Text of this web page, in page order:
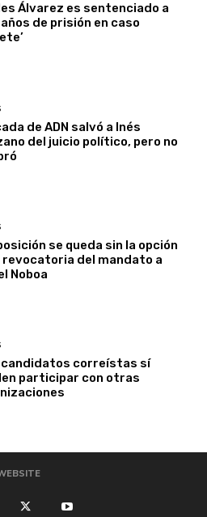
Álvarez es sentenciado a
de prisión en caso
de ADN salvó a Inés
del juicio político, pero no
se queda sin la opción
revocatoria del mandato a
Noboa
candidatos correístas sí
participar con otras